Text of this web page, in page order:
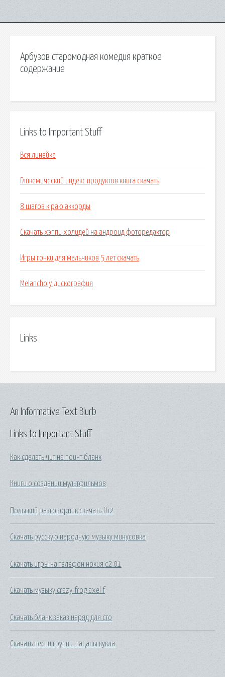
Арбузов старомодная комедия краткое
содержание
Links to Important Stuff
Вся линейка
Гликемический индекс продуктов книга скачать
8 шагов к раю аккорды
Скачать хэппи холидей на андроид фоторедактор
Игры гонки для мальчиков 5 лет скачать
Melancholy дискография
Links
Links to Important Stuff
Как сделать чит на поинт бланк
Книги о создании мультфильмов
Польский разговорник скачать fb2
Скачать русскую народную музыку минусовка
Скачать игры на телефон нокия с2 01
Скачать музыку crazy frog axel f
Скачать бланк заказ наряд для сто
Скачать песни группы пацаны кукла
An Informative Text Blurb